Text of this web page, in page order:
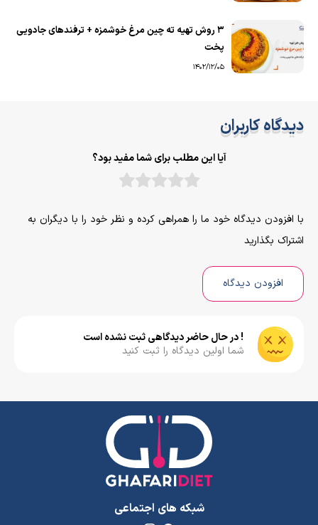
۳ روش تهیه ته چین مرغ خوشمزه + ترفندهای جادویی
پخت
1402/12/05
دیدگاه کاربران
آیا این مطلب برای شما مفید بود؟
با افزودن دیدگاه خود ما را همراهی کرده و نظر خود را با دیگران به
اشتراک بگذارید
افزودن دیدگاه
! در حال حاضر دیدگاهی ثبت نشده است
شما اولین دیدگاه را ثبت کنید
شبکه های اجتماعی